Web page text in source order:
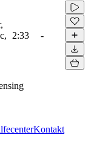
2:33 -
Kontakt